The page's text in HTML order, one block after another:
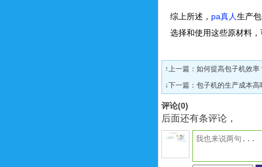
综上所述， pa真人生产
选择和使用这些原材料
↑上一篇： 如何提高包子机效率
↓下一篇： 包子机的生产成本高
评论(0)
后面还有条评论，